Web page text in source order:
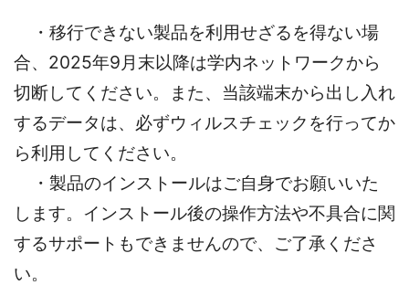
・移行できない製品を利用せざるを得ない場
合、2025年9月末以降は学内ネットワークから
切断してください。また、当該端末から出し入れ
するデータは、必ずウィルスチェックを行ってか
ら利用してください。
・製品のインストールはご自身でお願いいた
します。インストール後の操作方法や不具合に関
するサポートもできませんので、ご了承くださ
い。